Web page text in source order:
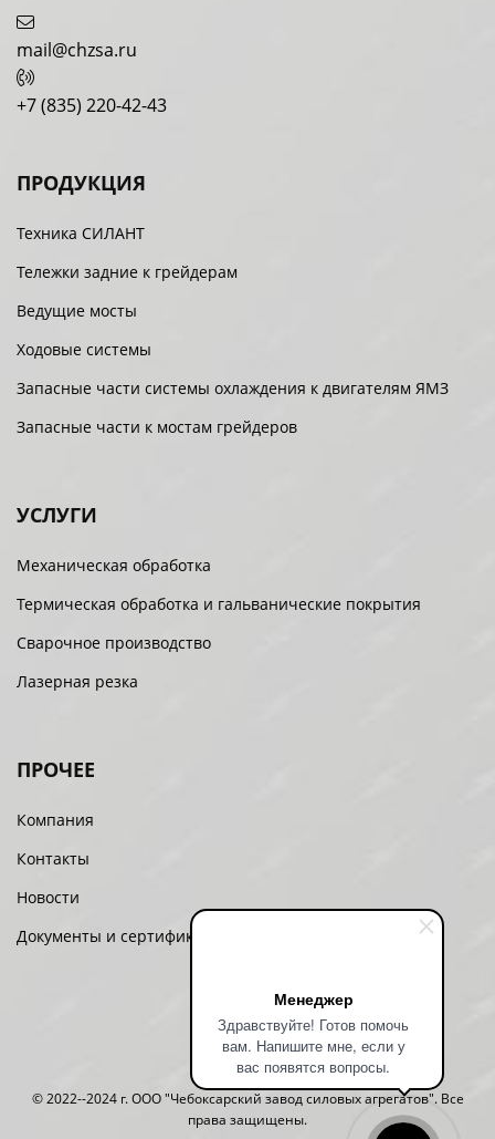
Менеджер
Здравствуйте! Готов помочь
вам. Напишите мне, если у
вас появятся вопросы.
mail@chzsa.ru
+7 (835) 220-42-43
ПРОДУКЦИЯ
Техника СИЛАНТ
Тележки задние к грейдерам
Ведущие мосты
Ходовые системы
Запасные части системы охлаждения к двигателям ЯМЗ
Запасные части к мостам грейдеров
УСЛУГИ
Механическая обработка
Термическая обработка и гальванические покрытия
Сварочное производство
Лазерная резка
ПРОЧЕЕ
Компания
Контакты
Новости
Документы и сертификаты
© 2022--2024 г. ООО "Чебоксарский завод силовых агрегатов". Все
права защищены.